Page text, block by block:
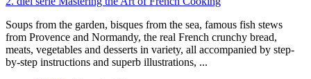
Soups from the garden, bisques from the sea, famous fish stews
from Provence and Normandy, the real French crunchy bread,
meats, vegetables and desserts in variety, all accompanied by step-
by-step instructions and superb illustrations, ...